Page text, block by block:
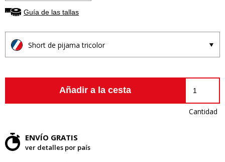
Guía de las tallas
Short de pijama tricolor
Añadir a la cesta
Cantidad
ENVÍO GRATIS
ver detalles por país